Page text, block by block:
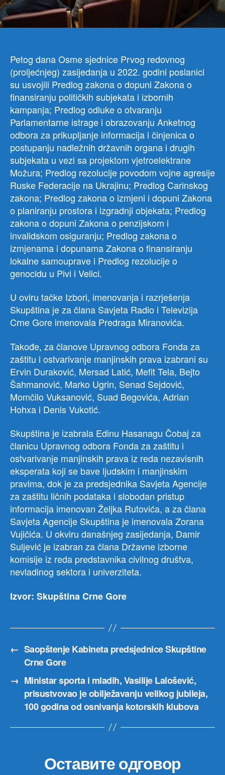
Petog dana Osme sjednice Prvog redovnog
(proljećnjeg) zasijedanja u 2022. godini poslanici
su usvojili Predlog zakona o dopuni Zakona o
finansiranju političkih subjekata i izbornih
kampanja; Predlog odluke o otvaranju
Parlamentarne istrage i obrazovanju Anketnog
odbora za prikupljanje informacija i činjenica o
postupanju nadležnih državnih organa i drugih
subjekata u vezi sa projektom vjetroelektrane
Možura; Predlog rezolucije povodom vojne agresije
Ruske Federacije na Ukrajinu; Predlog Carinskog
zakona; Predlog zakona o izmjeni i dopuni Zakona
o planiranju prostora i izgradnji objekata; Predlog
zakona o dopuni Zakona o penzijskom i
invalidskom osiguranju; Predlog zakona o
izmjenama i dopunama Zakona o finansiranju
lokalne samouprave i Predlog rezolucije o
genocidu u Pivi i Velici.
U oviru tačke Izbori, imenovanja i razrješenja
Skupština je za člana Savjeta Radio i Televizija
Crne Gore imenovala Predraga Miranovića.
Takođe, za članove Upravnog odbora Fonda za
zaštitu i ostvarivanje manjinskih prava izabrani su
Ervin Duraković, Mersad Latić, Mefit Tela, Bejto
Šahmanović, Marko Ugrin, Senad Sejdović,
Momčilo Vuksanović, Suad Begovića, Adrian
Hohxa i Denis Vukotić.
Skupština je izabrala Edinu Hasanagu Čobaj za
članicu Upravnog odbora Fonda za zaštitu i
ostvarivanje manjinskih prava iz reda nezavisnih
eksperata koji se bave ljudskim i manjinskim
pravima, dok je za predsjednika Savjeta Agencije
za zaštitu ličnih podataka i slobodan pristup
informacija imenovan Željka Rutovića, a za člana
Savjeta Agencije Skupština je imenovala Zorana
Vujičića. U okviru današnjeg zasijedanja, Damir
Suljević je izabran za člana Državne izborne
komisije iz reda predstavnika civilnog društva,
nevladinog sektora i univerziteta.
Izvor: Skupština Crne Gore
← Saopštenje Kabineta predsjednice Skupštine
Crne Gore
→ Ministar sporta i mladih, Vasilije Lalošević,
prisustvovao je obilježavanju velikog jubileja,
100 godina od osnivanja kotorskih klubova
Оставите одговор